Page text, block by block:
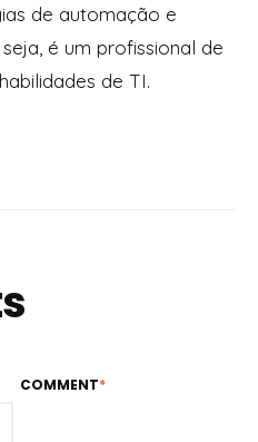
de automação e
é um profissional de
de TI.
COMMENT*